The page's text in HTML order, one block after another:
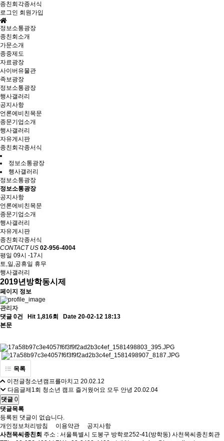
종친회각종서식
로그인 회원가입
정보소통광장
종친회소개
가문소개
종중제도
자료광장
사이버유물관
족보광장
정보소통광장
행사갤러리
공지사항
언론에비친목문
종문기업소개
행사갤러리
자유게시판
종친회각종서식
정보소통광장
행사갤러리
정보소통광장
정보소통광장
공지사항
언론에비친목문
종문기업소개
행사갤러리
자유게시판
종친회각종서식
CONTACT US 02-956-4004
평일 09시 -17시
토,일,공휴일 휴무
행사갤러리
2019년방학동시제
페이지 정보
관리자
댓글 0건
Hit 1,816회
Date 20-02-12 18:13
본문
목록
이전글청소년캠프를마치고 20.02.12
다음글제1회 청소년 캠프 즐거웠어요 모두 안녕 20.02.04
댓글 0
댓글목록
등록된 댓글이 없습니다.
개인정보처리방침
이용약관
공지사항
사천목씨종친회 주소 : 서울특별시 도봉구 방학로252-41(방학동) 사천목씨종친회관